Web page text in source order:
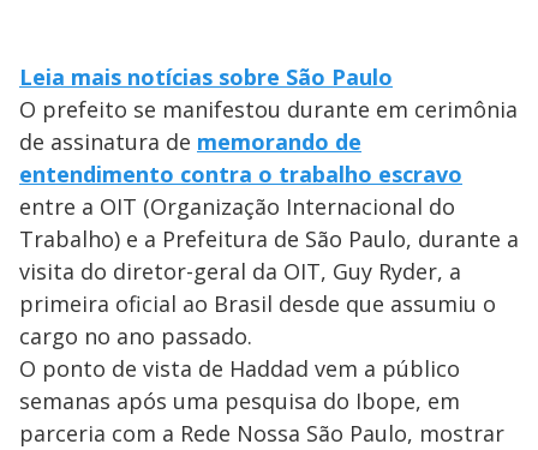
Leia mais notícias sobre São Paulo
O prefeito se manifestou durante em cerimônia
de assinatura de memorando de
entendimento contra o trabalho escravo
entre a OIT (Organização Internacional do
Trabalho) e a Prefeitura de São Paulo, durante a
visita do diretor-geral da OIT, Guy Ryder, a
primeira oficial ao Brasil desde que assumiu o
cargo no ano passado.
O ponto de vista de Haddad vem a público
semanas após uma pesquisa do Ibope, em
parceria com a Rede Nossa São Paulo, mostrar